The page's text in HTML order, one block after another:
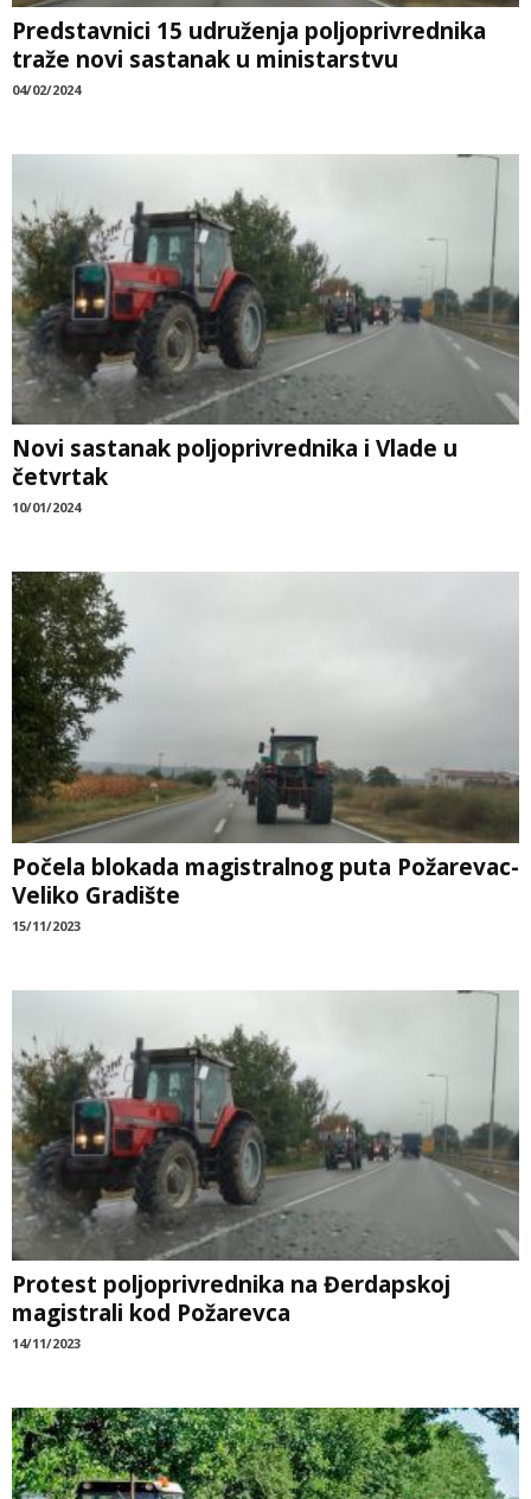
Predstavnici 15 udruženja poljoprivrednika
traže novi sastanak u ministarstvu
04/02/2024
Novi sastanak poljoprivrednika i Vlade u
četvrtak
10/01/2024
Počela blokada magistralnog puta Požarevac-
Veliko Gradište
15/11/2023
Protest poljoprivrednika na Đerdapskoj
magistrali kod Požarevca
14/11/2023